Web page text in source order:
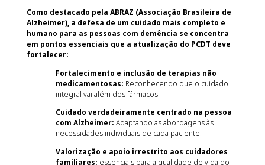
Como destacado pela ABRAZ (Associação Brasileira de
Alzheimer), a defesa de um cuidado mais completo e
humano para as pessoas com demência se concentra
em pontos essenciais que a atualização do PCDT deve
fortalecer:
Fortalecimento e inclusão de terapias não
medicamentosas: Reconhecendo que o cuidado
integral vai além dos fármacos.
Cuidado verdadeiramente centrado na pessoa
com Alzheimer: Adaptando as abordagens às
necessidades individuais de cada paciente.
Valorização e apoio irrestrito aos cuidadores
familiares: essenciais para a qualidade de vida do